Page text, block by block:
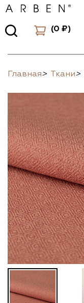
(0 ₽)
Главная> Ткани>